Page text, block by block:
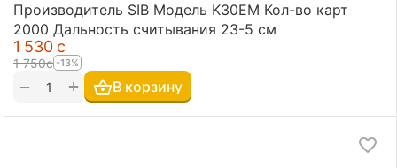
Производитель SIB Модель K30EM Кол-во карт
2000 Дальность считывания 23-5 см
1 530 с
1 750с -13%
+
− В корзину